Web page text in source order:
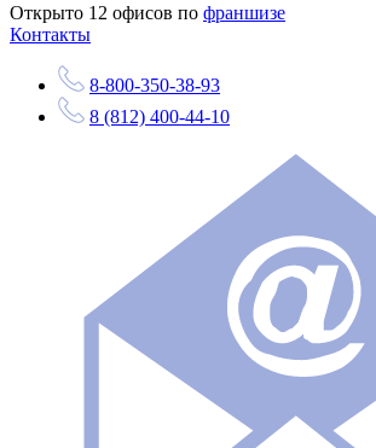
Открыто 12 офисов по франшизе
Контакты
8-800-350-38-93
8 (812) 400-44-10